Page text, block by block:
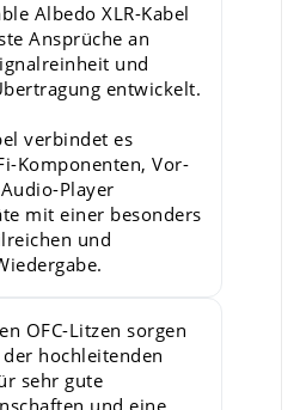
Albedo XLR-Kabel
Ansprüche an
und
entwickelt.
verbindet es
Komponenten, Vor-
Player
mit einer besonders
und
OFC-Litzen sorgen
hochleitenden
sehr gute